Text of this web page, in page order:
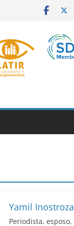
Yamil Inostroza
Periodista, esposo,